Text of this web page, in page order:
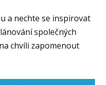
a nechte se inspirovat
společných
chvíli zapomenout